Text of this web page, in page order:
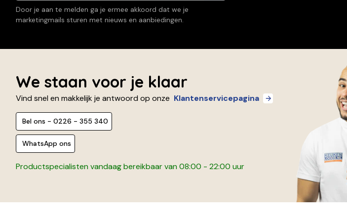
Door je aan te melden ga je ermee akkoord dat we je
marketingmails sturen met nieuws en aanbiedingen.
We staan voor je klaar
Vind snel en makkelijk je antwoord op onze Klantenservicepagina
Bel ons - 0226 - 355 340
WhatsApp ons
Productspecialisten vandaag bereikbaar van 08:00 - 22:00 uur